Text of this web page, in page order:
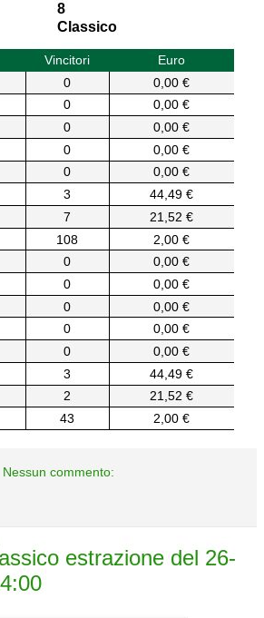
8
Classico
Vincitori
Euro
0
0,00 €
0
0,00 €
0
0,00 €
0
0,00 €
0
0,00 €
3
44,49 €
7
21,52 €
108
2,00 €
0
0,00 €
0
0,00 €
0
0,00 €
0
0,00 €
0
0,00 €
3
44,49 €
2
21,52 €
43 2,00 €
Nessun commento:
estrazione del 26-